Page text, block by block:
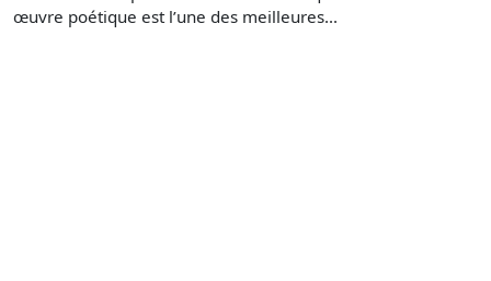
œuvre poétique est l’une des meilleures...